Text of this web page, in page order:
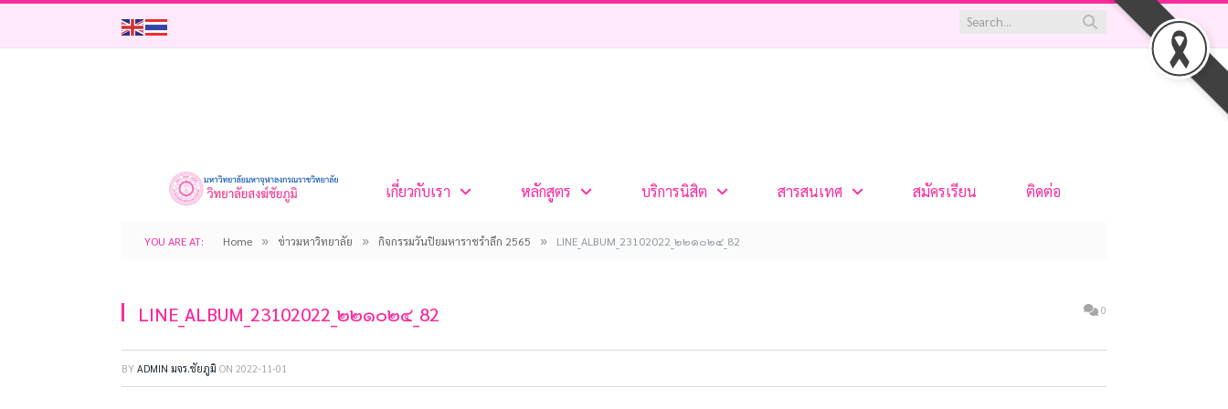
เกี่ยวกับเรา หลักสูตร บริการนิสิต สารสนเทศ สมัครเรียน ติดต่อ
YOU ARE AT: Home » ข่าวมหาวิทยาลัย » กิจกรรมวันปิยมหาราชรำลึก 2565 » LINE_ALBUM_23102022_๒๒๑๐๒๔_82
LINE_ALBUM_23102022_๒๒๑๐๒๔_82 0
BY ADMIN มจร.ชัยภูมิ ON 2022-11-01